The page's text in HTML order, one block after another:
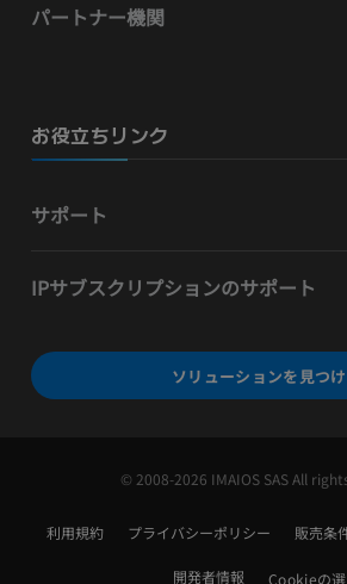
パートナー機関
お役立ちリンク
サポート
IPサブスクリプションのサポート
ソリューションを見つ
© 2008-2026 IMAIOS SAS All
利用規約 プライバシーポリシー 販売条
開発者情報 Cookieの